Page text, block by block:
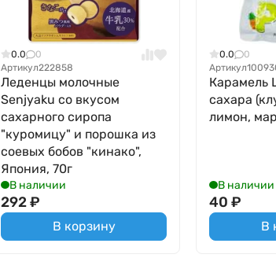
0.0
0
Артикул222858
Леденцы молочные
Senjyaku со вкусом
сахарного сиропа
"куромицу" и порошка из
соевых бобов "кинако",
Япония, 70г
В наличии
292₽
В корзину
0.0
0
Артикул
Карамель
сахара
лимон,
В наличии
40 ₽
В